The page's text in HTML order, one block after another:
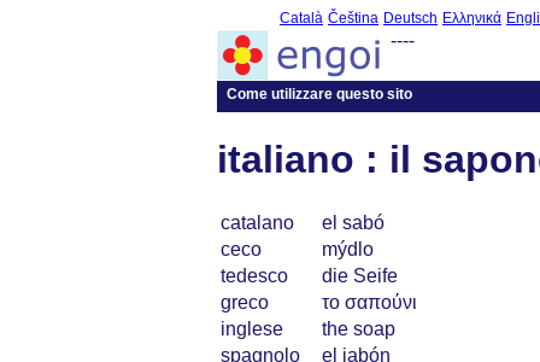
Català Čeština Deutsch Ελληνικά
----
Come utilizzare questo sito
italiano : il
catalano
el sabó
ceco
mýdlo
tedesco
die Seife
greco
το σαπούνι
inglese
the soap
spagnolo
el jabón